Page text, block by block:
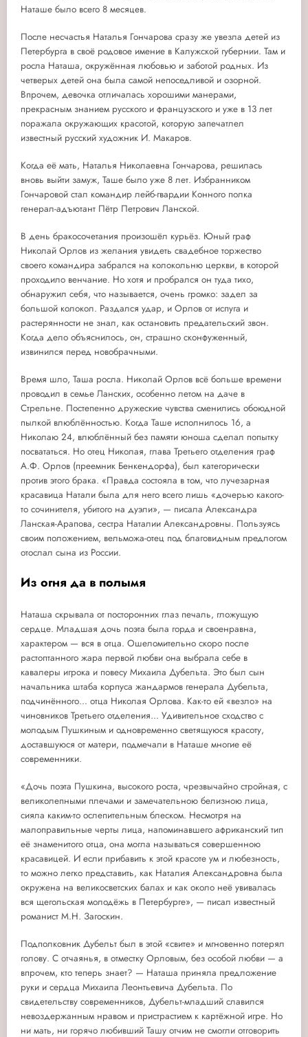
Наташе было всего 8 месяцев.
После несчастья Наталья Гончарова сразу же увезла детей из
Петербурга в своё родовое имение в Калужской губернии. Там и
росла Наташа, окружённая любовью и заботой родных. Из
четверых детей она была самой непоседливой и озорной.
Впрочем, девочка отличалась хорошими манерами,
прекрасным знанием русского и французского и уже в 13 лет
поражала окружающих красотой, которую запечатлел
известный русский художник И. Макаров.
Когда её мать, Наталья Николаевна Гончарова, решилась
вновь выйти замуж, Таше было уже 8 лет. Избранником
Гончаровой стал командир лейб-гвардии Конного полка
генерал-адъютант Пётр Петрович Ланской.
В день бракосочетания произошёл курьёз. Юный граф
Николай Орлов из желания увидеть свадебное торжество
своего командира забрался на колокольню церкви, в которой
проходило венчание. Но хотя и пробрался он туда тихо,
обнаружил себя, что называется, очень громко: задел за
большой колокол. Раздался удар, и Орлов от испуга и
растерянности не знал, как остановить предательский звон.
Когда дело объяснилось, он, страшно сконфуженный,
извинился перед новобрачными.
Время шло, Таша росла. Николай Орлов всё больше времени
проводил в семье Ланских, особенно летом на даче в
Стрельне. Постепенно дружеские чувства сменились обоюдной
пылкой влюблённостью. Когда Таше исполнилось 16, а
Николаю 24, влюблённый без памяти юноша сделал попытку
посвататься. Но отец Николая, глава Третьего отделения граф
А.Ф. Орлов (преемник Бенкендорфа), был категорически
против этого брака. «Правда состояла в том, что лучезарная
красавица Натали была для него всего лишь «дочерью какого-
то сочинителя, убитого на дуэли», — писала Александра
Ланская-Арапова, сестра Наталии Александровны. Пользуясь
своим положением, вельможа-отец под благовидным предлогом
отослал сына из России.
Из огня да в полымя
Наташа скрывала от посторонних глаз печаль, гложущую
сердце. Младшая дочь поэта была горда и своенравна,
характером — вся в отца. Ошеломительно скоро после
растоптанного жара первой любви она выбрала себе в
кавалеры игрока и повесу Михаила Дубельта. Это был сын
начальника штаба корпуса жандармов генерала Дубельта,
подчинённого... отца Николая Орлова. Как-то ей «везло» на
чиновников Третьего отделения... Удивительное сходство с
молодым Пушкиным и одновременно светящуюся красоту,
доставшуюся от матери, подмечали в Наташе многие её
современники.
«Дочь поэта Пушкина, высокого роста, чрезвычайно стройная, с
великолепными плечами и замечательною белизною лица,
сияла каким-то ослепительным блеском. Несмотря на
малоправильные черты лица, напоминавшего африканский тип
её знаменитого отца, она могла называться совершенною
красавицей. И если прибавить к этой красоте ум и любезность,
то можно легко представить, как Наталия Александровна была
окружена на великосветских балах и как около неё увивалась
вся щегольская молодёжь в Петербурге», — писал известный
романист М.Н. Загоскин.
Подполковник Дубельт был в этой «свите» и мгновенно потерял
голову. С отчаянья, в отместку Орловым, без особой любви — а
впрочем, кто теперь знает? — Наташа приняла предложение
руки и сердца Михаила Леонтьевича Дубельта. По
свидетельству современников, Дубельт-младший славился
невоздержанным нравом и пристрастием к картёжной игре. Но
ни мать, ни горячо любивший Ташу отчим не смогли отговорить